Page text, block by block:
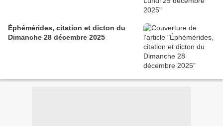
Éphémérides, citation et dicton du
Dimanche 28 décembre 2025